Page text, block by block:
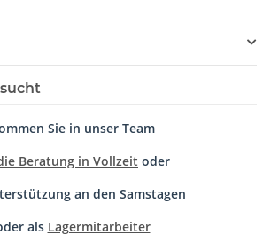
Sie in unser Team
Beratung in Vollzeit oder
an den Samstagen
als Lagermitarbeiter